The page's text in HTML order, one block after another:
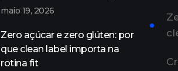
maio 19, 2026
Zero açúcar e zero glúten: por
que clean label importa na
rotina fit